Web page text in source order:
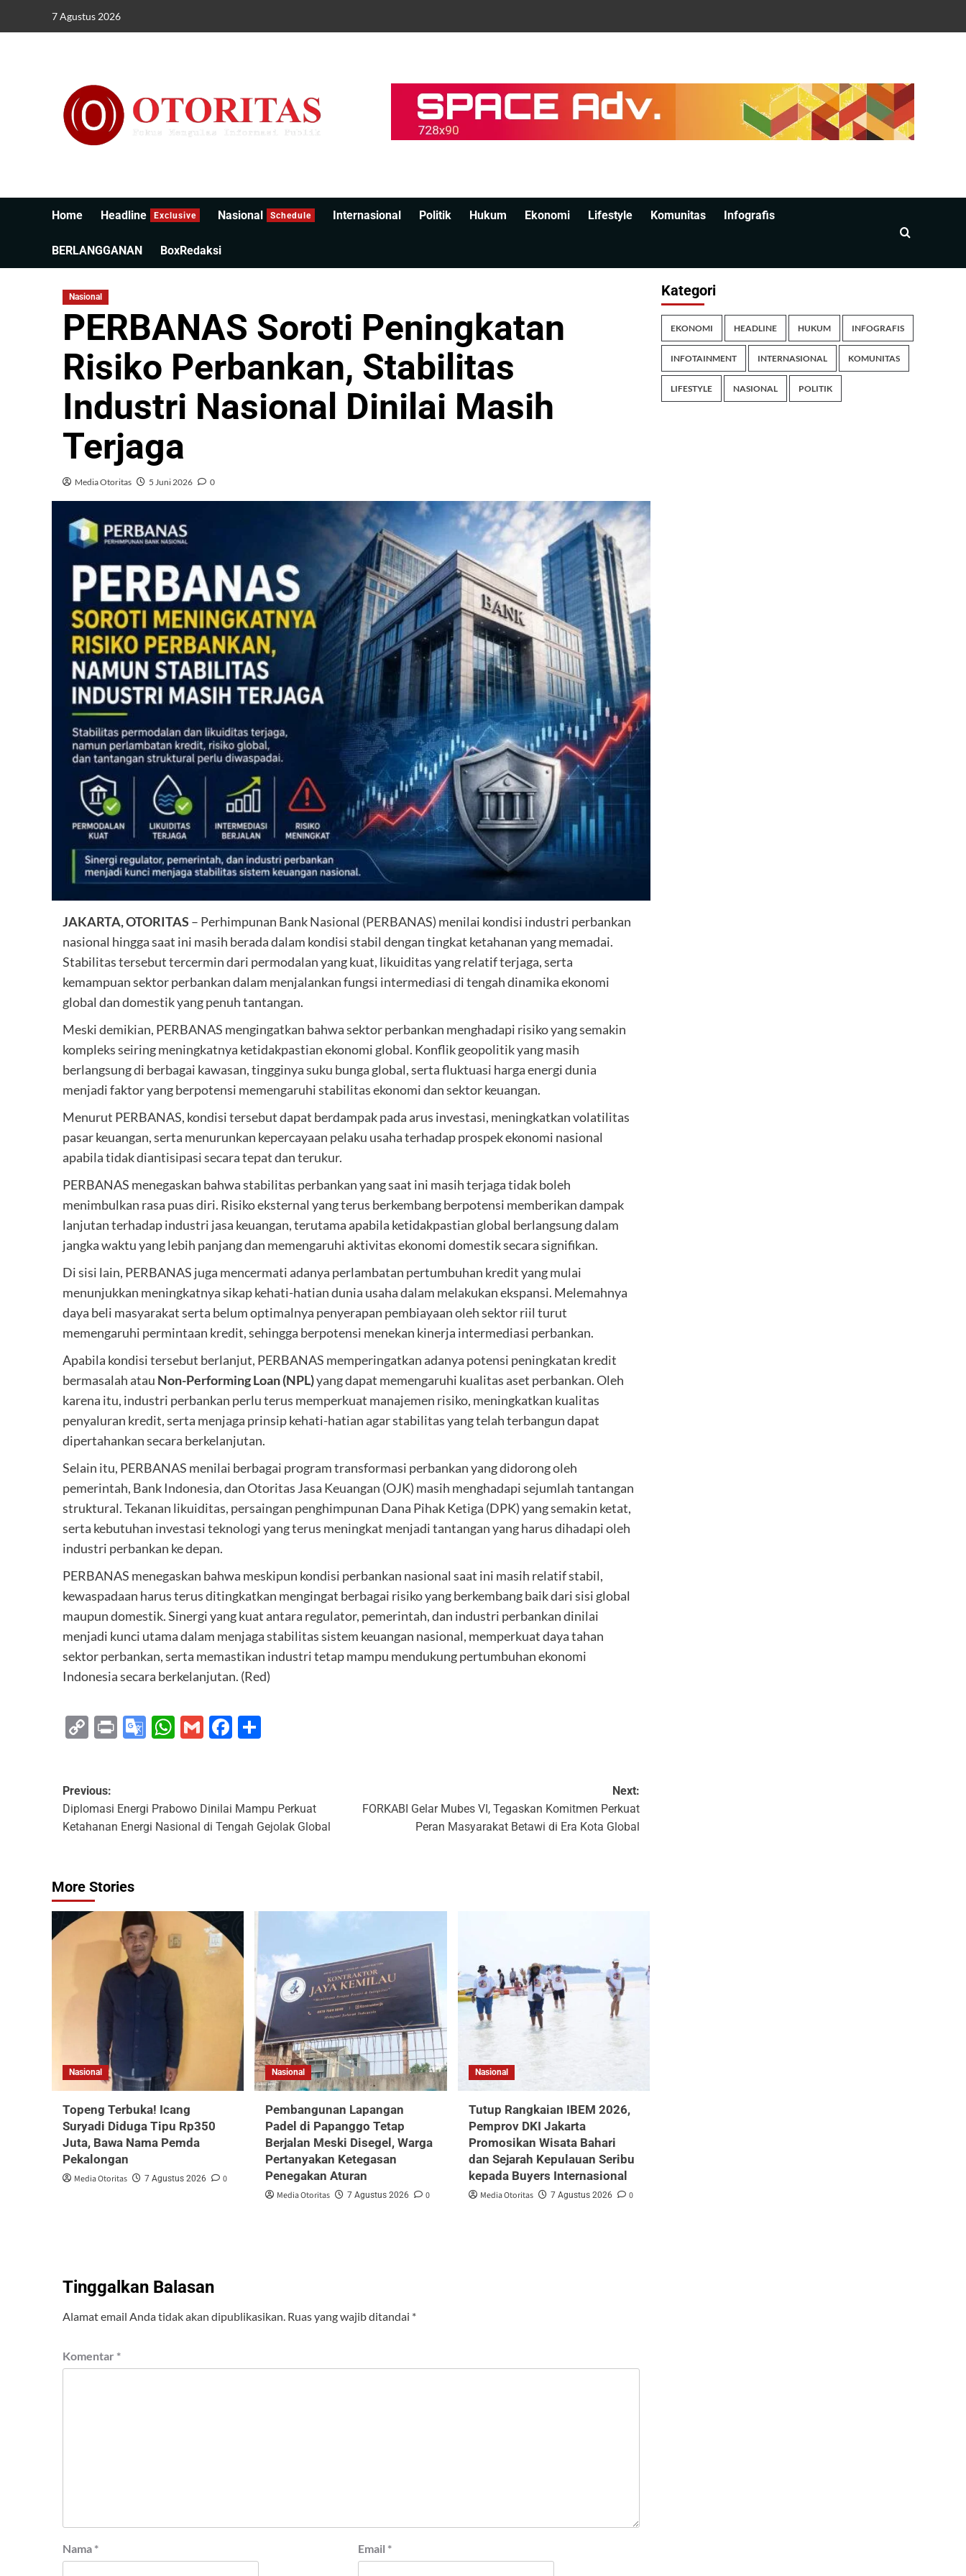
7 Agustus 2026
Home Headline Exclusive Nasional Schedule Internasional Politik Hukum Ekonomi Lifestyle Komunitas Infografis
BERLANGGANAN BoxRedaksi
Nasional
PERBANAS Soroti Peningkatan
Risiko Perbankan, Stabilitas
Industri Nasional Dinilai Masih
Terjaga
Media Otoritas 5 Juni 2026 0
JAKARTA, OTORITAS – Perhimpunan Bank Nasional (PERBANAS) menilai kondisi industri perbankan
nasional hingga saat ini masih berada dalam kondisi stabil dengan tingkat ketahanan yang memadai.
Stabilitas tersebut tercermin dari permodalan yang kuat, likuiditas yang relatif terjaga, serta
kemampuan sektor perbankan dalam menjalankan fungsi intermediasi di tengah dinamika ekonomi
global dan domestik yang penuh tantangan.
Meski demikian, PERBANAS mengingatkan bahwa sektor perbankan menghadapi risiko yang semakin
kompleks seiring meningkatnya ketidakpastian ekonomi global. Konflik geopolitik yang masih
berlangsung di berbagai kawasan, tingginya suku bunga global, serta fluktuasi harga energi dunia
menjadi faktor yang berpotensi memengaruhi stabilitas ekonomi dan sektor keuangan.
Menurut PERBANAS, kondisi tersebut dapat berdampak pada arus investasi, meningkatkan volatilitas
pasar keuangan, serta menurunkan kepercayaan pelaku usaha terhadap prospek ekonomi nasional
apabila tidak diantisipasi secara tepat dan terukur.
PERBANAS menegaskan bahwa stabilitas perbankan yang saat ini masih terjaga tidak boleh
menimbulkan rasa puas diri. Risiko eksternal yang terus berkembang berpotensi memberikan dampak
lanjutan terhadap industri jasa keuangan, terutama apabila ketidakpastian global berlangsung dalam
jangka waktu yang lebih panjang dan memengaruhi aktivitas ekonomi domestik secara signifikan.
Di sisi lain, PERBANAS juga mencermati adanya perlambatan pertumbuhan kredit yang mulai
menunjukkan meningkatnya sikap kehati-hatian dunia usaha dalam melakukan ekspansi. Melemahnya
daya beli masyarakat serta belum optimalnya penyerapan pembiayaan oleh sektor riil turut
memengaruhi permintaan kredit, sehingga berpotensi menekan kinerja intermediasi perbankan.
Apabila kondisi tersebut berlanjut, PERBANAS memperingatkan adanya potensi peningkatan kredit
bermasalah atau Non-Performing Loan (NPL)yang dapat memengaruhi kualitas aset perbankan. Oleh
karena itu, industri perbankan perlu terus memperkuat manajemen risiko, meningkatkan kualitas
penyaluran kredit, serta menjaga prinsip kehati-hatian agar stabilitas yang telah terbangun dapat
dipertahankan secara berkelanjutan.
Selain itu, PERBANAS menilai berbagai program transformasi perbankan yang didorong oleh
pemerintah, Bank Indonesia, dan Otoritas Jasa Keuangan (OJK) masih menghadapi sejumlah tantangan
struktural. Tekanan likuiditas, persaingan penghimpunan Dana Pihak Ketiga (DPK) yang semakin ketat,
serta kebutuhan investasi teknologi yang terus meningkat menjadi tantangan yang harus dihadapi oleh
industri perbankan ke depan.
PERBANAS menegaskan bahwa meskipun kondisi perbankan nasional saat ini masih relatif stabil,
kewaspadaan harus terus ditingkatkan mengingat berbagai risiko yang berkembang baik dari sisi global
maupun domestik. Sinergi yang kuat antara regulator, pemerintah, dan industri perbankan dinilai
menjadi kunci utama dalam menjaga stabilitas sistem keuangan nasional, memperkuat daya tahan
sektor perbankan, serta memastikan industri tetap mampu mendukung pertumbuhan ekonomi
Indonesia secara berkelanjutan. (Red)
CopyPrintGoogle
WhatsApp
GmailFacebook
Previous:
Diplomasi Energi Prabowo Dinilai Mampu Perkuat
Ketahanan Energi Nasional di Tengah Gejolak Global
Next:
FORKABI Gelar Mubes VI, Tegaskan Komitmen Perkuat
Peran Masyarakat Betawi di Era Kota Global
More Stories
Nasional
Topeng Terbuka! Icang
Suryadi Diduga Tipu Rp350
Juta, Bawa Nama Pemda
Pekalongan
Media Otoritas 7 Agustus 2026 0
Nasional
Pembangunan Lapangan
Padel di Papanggo Tetap
Berjalan Meski Disegel, Warga
Pertanyakan Ketegasan
Penegakan Aturan
Media Otoritas 7 Agustus 2026 0
Nasional
Tutup Rangkaian IBEM 2026,
Pemprov DKI Jakarta
Promosikan Wisata Bahari
dan Sejarah Kepulauan Seribu
kepada Buyers Internasional
Media Otoritas 7 Agustus 2026 0
Tinggalkan Balasan
Alamat email Anda tidak akan dipublikasikan. Ruas yang wajib ditandai *
Komentar *
Nama * Email *
Kategori
EKONOMI HEADLINE HUKUM INFOGRAFIS
INFOTAINMENT INTERNASIONAL KOMUNITAS
LIFESTYLE NASIONAL POLITIK